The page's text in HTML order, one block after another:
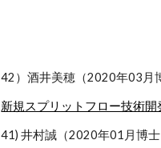
42）酒井美穂（2020年03月
新規スプリットフロー技術
41) 井村誠（2020年01月博士